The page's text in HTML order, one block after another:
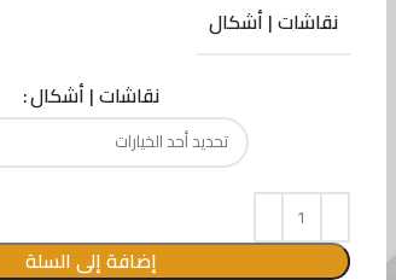
نقاشات | أشكال
نقاشات | أشكال
إضافة إلى السلة